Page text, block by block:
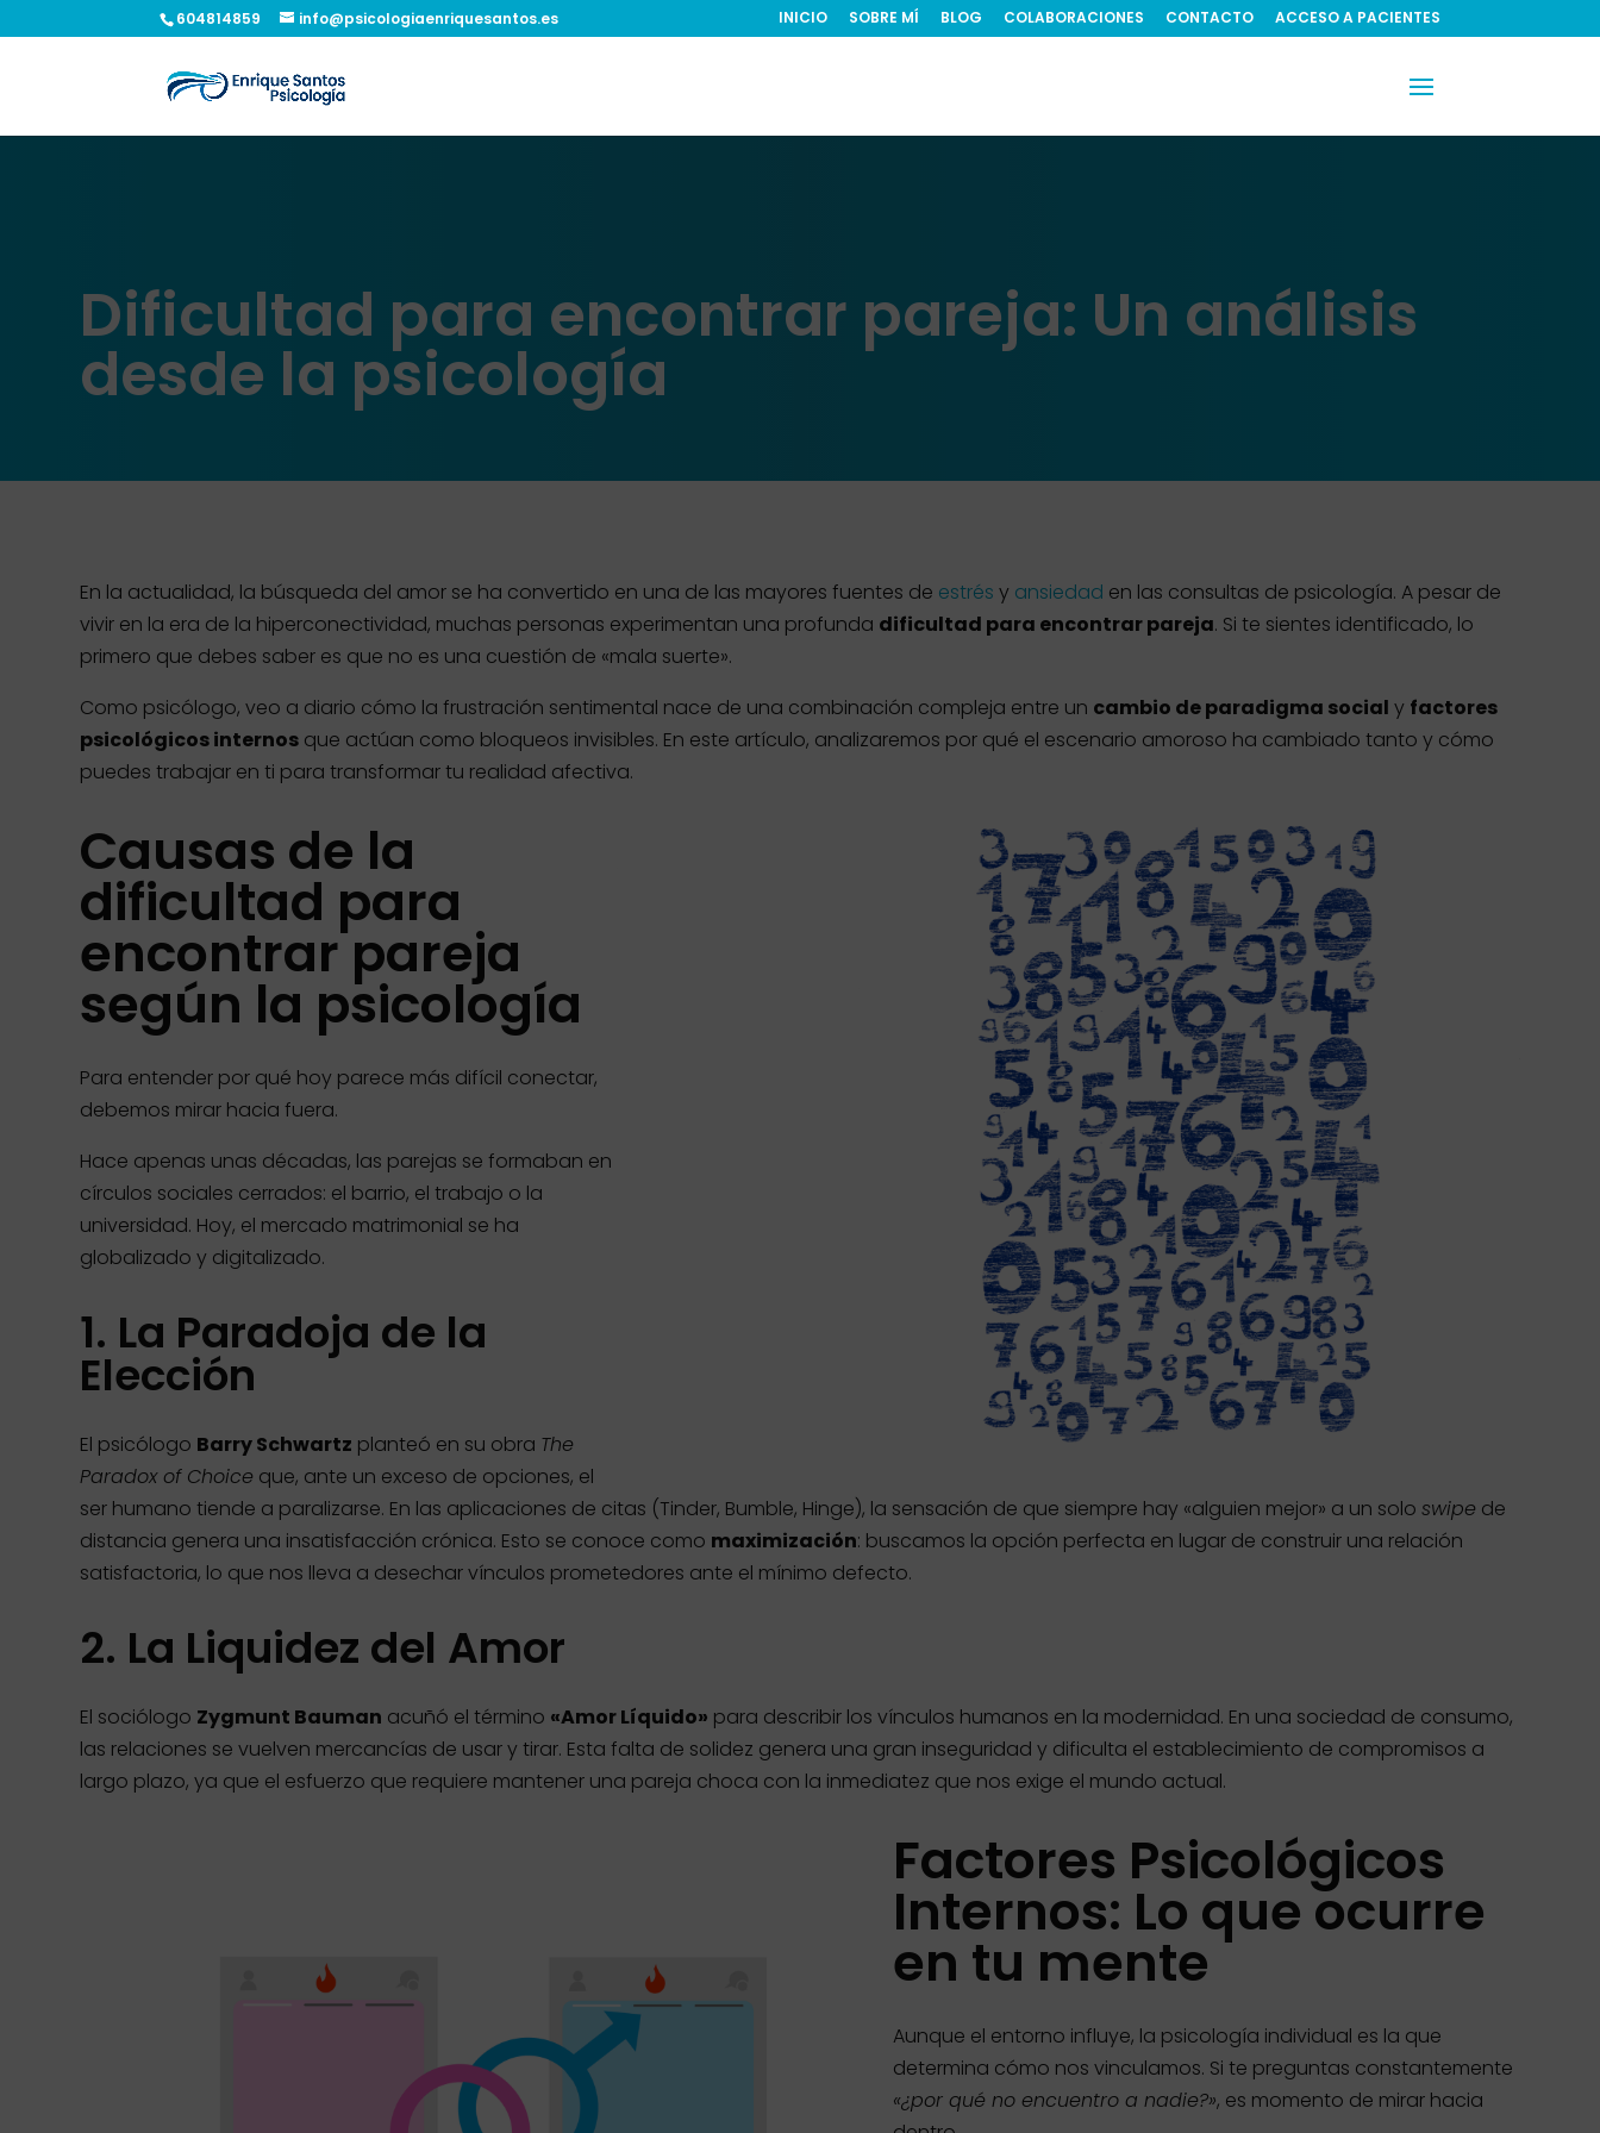
604814859 info@psicologiaenriquesantos.es INICIO SOBRE MÍ BLOG COLABORACIONES CONTACTO ACCESO A PACIENTES
Dificultad para encontrar pareja: Un análisis
desde la psicología
En la actualidad, la búsqueda del amor se ha convertido en una de las mayores fuentes de estrés y ansiedad en las consultas de psicología. A pesar de
vivir en la era de la hiperconectividad, muchas personas experimentan una profunda dificultad para encontrar pareja. Si te sientes identificado, lo
primero que debes saber es que no es una cuestión de «mala suerte».
Como psicólogo, veo a diario cómo la frustración sentimental nace de una combinación compleja entre un cambio de paradigma social y factores
psicológicos internos que actúan como bloqueos invisibles. En este artículo, analizaremos por qué el escenario amoroso ha cambiado tanto y cómo
puedes trabajar en ti para transformar tu realidad afectiva.
Causas de la
dificultad para
encontrar pareja
según la psicología
Para entender por qué hoy parece más difícil conectar,
debemos mirar hacia fuera.
Hace apenas unas décadas, las parejas se formaban en
círculos sociales cerrados: el barrio, el trabajo o la
universidad. Hoy, el mercado matrimonial se ha
globalizado y digitalizado.
1. La Paradoja de la
Elección
El psicólogo Barry Schwartz planteó en su obra The
Paradox of Choice que, ante un exceso de opciones, el
ser humano tiende a paralizarse. En las aplicaciones de citas (Tinder, Bumble, Hinge), la sensación de que siempre hay «alguien mejor» a un soloswipe de
distancia genera una insatisfacción crónica. Esto se conoce como maximización: buscamos la opción perfecta en lugar de construir una relación
satisfactoria, lo que nos lleva a desechar vínculos prometedores ante el mínimo defecto.
2. La Liquidez del Amor
El sociólogo Zygmunt Bauman acuñó el término «Amor Líquido» para describir los vínculos humanos en la modernidad. En una sociedad de consumo,
las relaciones se vuelven mercancías de usar y tirar. Esta falta de solidez genera una gran inseguridad y dificulta el establecimiento de compromisos a
largo plazo, ya que el esfuerzo que requiere mantener una pareja choca con la inmediatez que nos exige el mundo actual.
Factores Psicológicos
Internos: Lo que ocurre
en tu mente
Aunque el entorno influye, la psicología individual es la que
determina cómo nos vinculamos. Si te preguntas constantemente
«¿por qué no encuentro a nadie?», es momento de mirar hacia